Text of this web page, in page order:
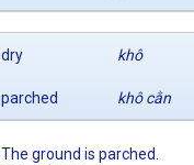
dry khô
parched khô cằn
The ground is parched.